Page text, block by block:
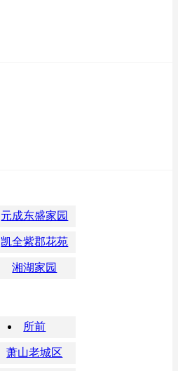
元成东盛家园
凯全紫郡花苑
湘湖家园
所前
萧山老城区